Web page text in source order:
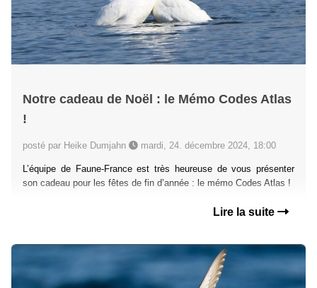
Notre cadeau de Noël : le Mémo Codes Atlas
!
posté par Heike Dumjahn mardi, 24. décembre 2024, 18:00
L’équipe de Faune-France est très heureuse de vous présenter
son cadeau pour les fêtes de fin d’année : le mémo Codes Atlas !
Lire la suite